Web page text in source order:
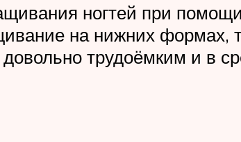
ногтей при
на нижних формах,
трудоёмким и в